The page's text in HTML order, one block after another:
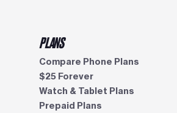
PLANS
Compare Phone Plans
$25 Forever
Watch & Tablet Plans
Prepaid Plans